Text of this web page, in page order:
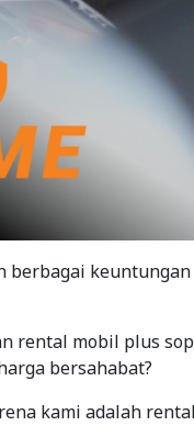
berbagai
rental mobil plus
bersahabat?
kami adalah